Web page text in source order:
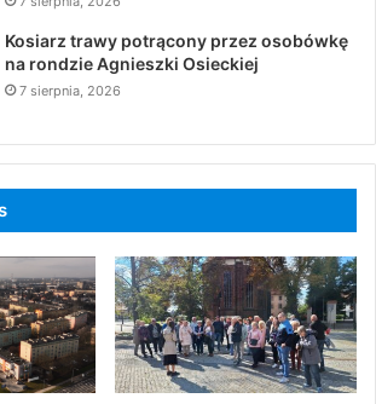
Kosiarz trawy potrącony przez osobówkę
na rondzie Agnieszki Osieckiej
7 sierpnia, 2026